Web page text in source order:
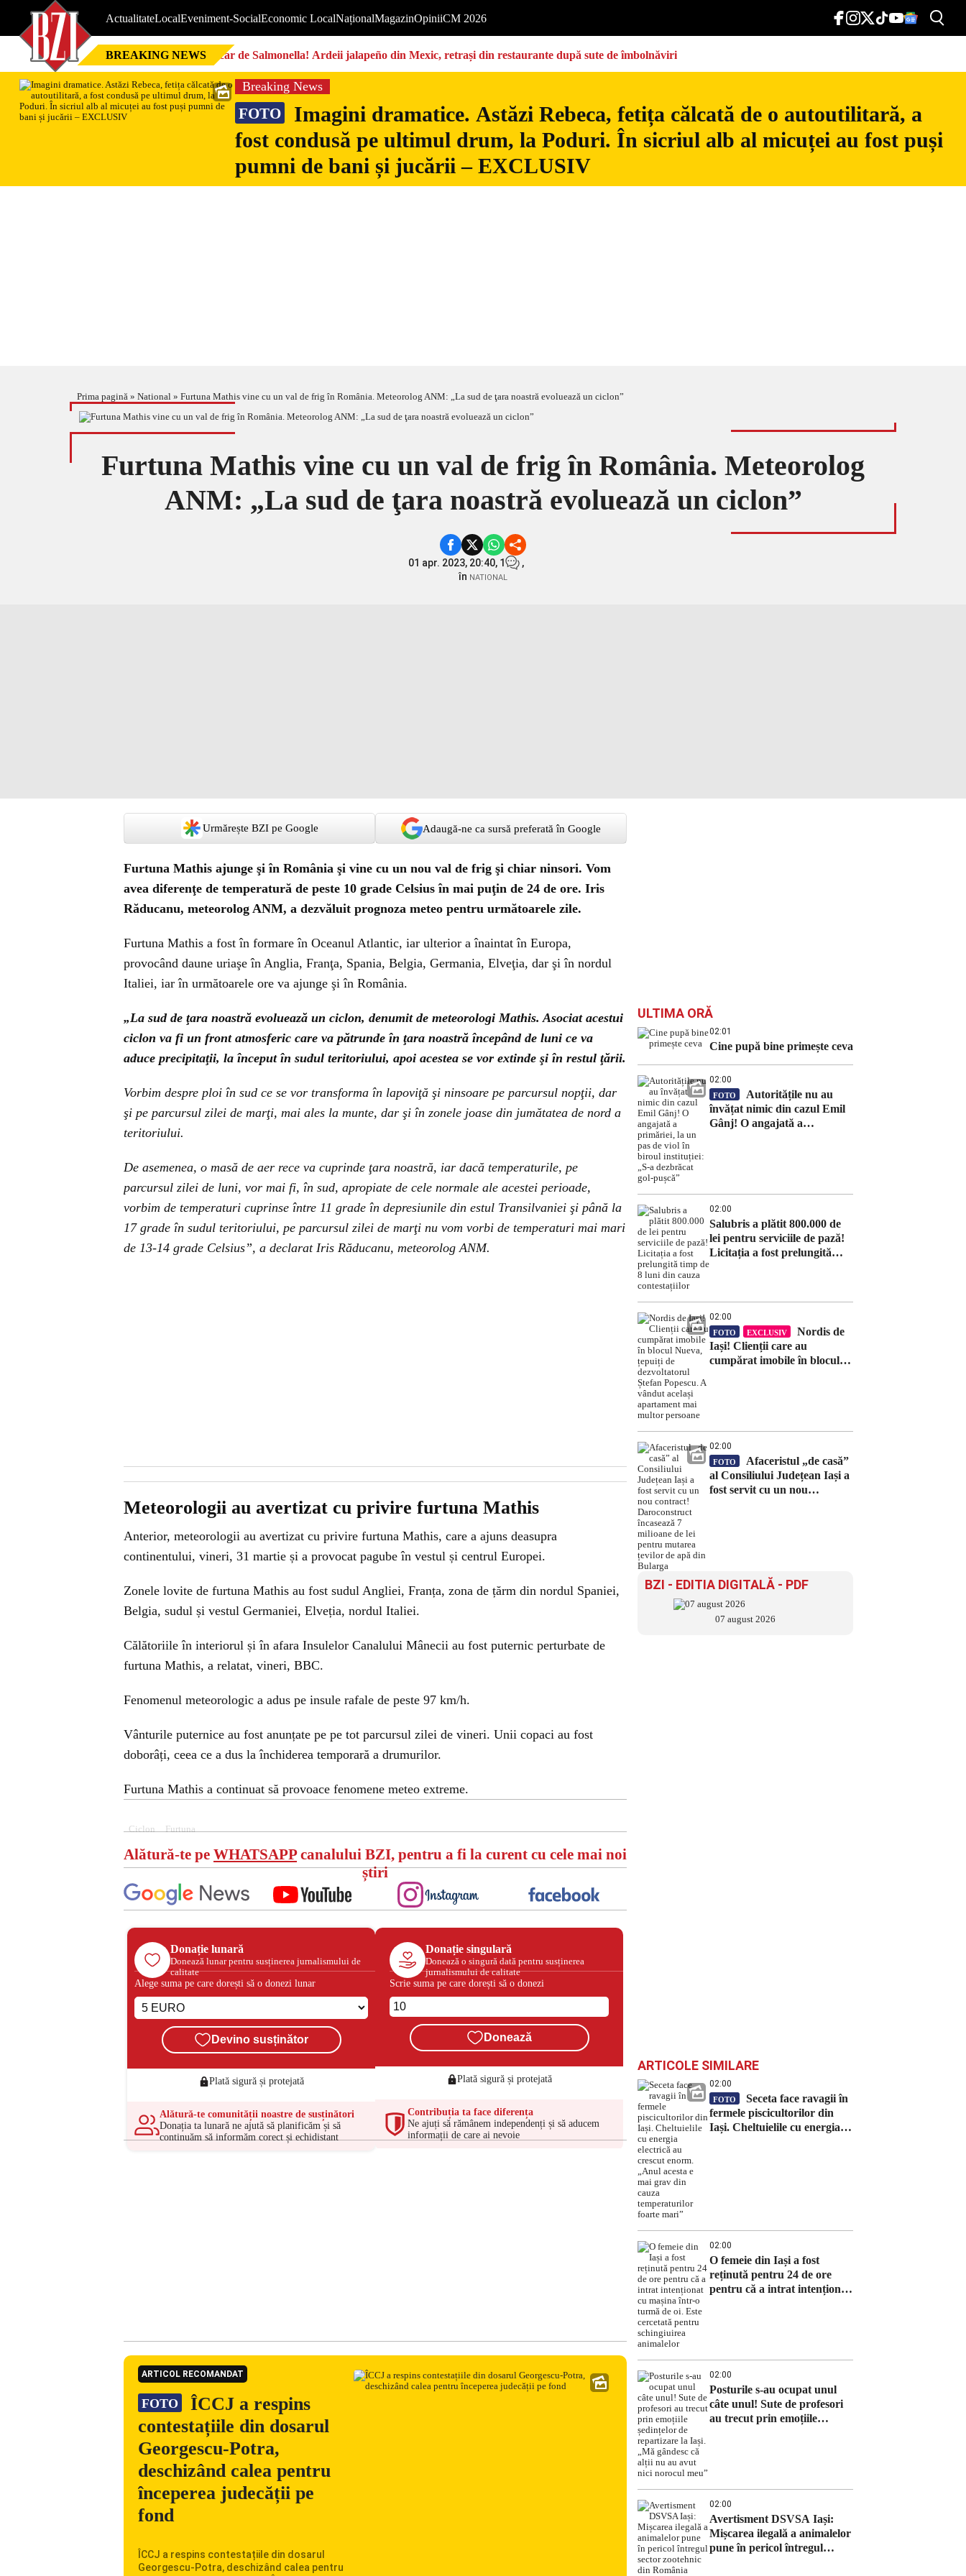
ActualitateLocalEveniment-SocialEconomic LocalNaționalMagazinOpiniiCM 2026
BREAKING NEWS Focar de Salmonella! Ardeii jalapeño din Mexic, retrași din restaurante după sute de îmbolnăviri
Breaking News
FOTO
Imagini dramatice. Astăzi Rebeca, fetița călcată de o autoutilitară, a
fost condusă pe ultimul drum, la Poduri. În sicriul alb al micuței au fost puși
pumni de bani și jucării – EXCLUSIV
Prima pagină » National » Furtuna Mathis vine cu un val de frig în România. Meteorolog ANM: „La sud de ţara noastră evoluează un ciclon”
Furtuna Mathis vine cu un val de frig în România. Meteorolog
ANM: „La sud de ţara noastră evoluează un ciclon”
01 apr. 2023, 20:40, 1
,
în NATIONAL
Urmărește BZI pe Google Adaugă-ne ca sursă preferată în Google
Furtuna Mathis ajunge şi în România şi vine cu un nou val de frig şi chiar ninsori. Vom
avea diferenţe de temperatură de peste 10 grade Celsius în mai puţin de 24 de ore. Iris
Răducanu, meteorolog ANM, a dezvăluit prognoza meteo pentru următoarele zile.
Furtuna Mathis a fost în formare în Oceanul Atlantic, iar ulterior a înaintat în Europa,
provocând daune uriaşe în Anglia, Franţa, Spania, Belgia, Germania, Elveţia, dar şi în nordul
Italiei, iar în următoarele ore va ajunge şi în România.
„La sud de ţara noastră evoluează un ciclon, denumit de meteorologi Mathis. Asociat acestui
ciclon va fi un front atmosferic care va pătrunde în ţara noastră începând de luni ce va
aduce precipitaţii, la început în sudul teritoriului, apoi acestea se vor extinde şi în restul ţării.
Vorbim despre ploi în sud ce se vor transforma în lapoviţă şi ninsoare pe parcursul nopţii, dar
şi pe parcursul zilei de marţi, mai ales la munte, dar şi în zonele joase din jumătatea de nord a
teritoriului.
De asemenea, o masă de aer rece va cuprinde ţara noastră, iar dacă temperaturile, pe
parcursul zilei de luni, vor mai fi, în sud, apropiate de cele normale ale acestei perioade,
vorbim de temperaturi cuprinse între 11 grade în depresiunile din estul Transilvaniei şi până la
17 grade în sudul teritoriului, pe parcursul zilei de marţi nu vom vorbi de temperaturi mai mari
de 13-14 grade Celsius”, a declarat Iris Răducanu, meteorolog ANM.
Meteorologii au avertizat cu privire furtuna Mathis
Anterior, meteorologii au avertizat cu privire furtuna Mathis, care a ajuns deasupra
continentului, vineri, 31 martie și a provocat pagube în vestul și centrul Europei.
Zonele lovite de furtuna Mathis au fost sudul Angliei, Franța, zona de țărm din nordul Spaniei,
Belgia, sudul și vestul Germaniei, Elveția, nordul Italiei.
Călătoriile în interiorul și în afara Insulelor Canalului Mânecii au fost puternic perturbate de
furtuna Mathis, a relatat, vineri, BBC.
Fenomenul meteorologic a adus pe insule rafale de peste 97 km/h.
Vânturile puternice au fost anunțate pe pe tot parcursul zilei de vineri. Unii copaci au fost
doborâți, ceea ce a dus la închiderea temporară a drumurilor.
Furtuna Mathis a continuat să provoace fenomene meteo extreme.
Ciclon Furtuna
Alătură-te pe WHATSAPPcanalului BZI, pentru a fi la curent cu cele mai noi
știri
Donație lunară
Donează lunar pentru susținerea jurnalismului de
calitate
Alege suma pe care dorești să o donezi lunar
Devino susținător
Plată sigură și protejată
Alătură-te comunității noastre de susținători
Donația ta lunară ne ajută să planificăm și să
continuăm să informăm corect și echidistant
Donație singulară
Donează o singură dată pentru susținerea
jurnalismului de calitate
Scrie suma pe care dorești să o donezi
Donează
Plată sigură și protejată
Contribuția ta face diferența
Ne ajuți să rămânem independenți și să aducem
informații de care ai nevoie
ARTICOL RECOMANDAT
FOTO
ÎCCJ a respins
contestațiile din dosarul
Georgescu-Potra,
deschizând calea pentru
începerea judecății pe
fond
ÎCCJ a respins contestațiile din dosarul
Georgescu-Potra, deschizând calea pentru
ULTIMA ORĂ
02:01
Cine pupă bine primește ceva
02:00
FOTO
Autoritățile nu au
învățat nimic din cazul Emil
Gânj! O angajată a
02:00
Salubris a plătit 800.000 de
lei pentru serviciile de pază!
Licitația a fost prelungită
02:00
FOTO EXCLUSIV
Nordis de
Iași! Clienții care au
cumpărat imobile în blocul
02:00
FOTO
Afaceristul „de casă”
al Consiliului Județean Iași a
fost servit cu un nou
BZI - EDITIA DIGITALĂ - PDF
07 august 2026
ARTICOLE SIMILARE
02:00
FOTO
Seceta face ravagii în
fermele piscicultorilor din
Iași. Cheltuielile cu energia
02:00
O femeie din Iași a fost
reținută pentru 24 de ore
pentru că a intrat intenționat
02:00
Posturile s-au ocupat unul
câte unul! Sute de profesori
au trecut prin emoțiile
02:00
Avertisment DSVSA Iași:
Mișcarea ilegală a animalelor
pune în pericol întregul